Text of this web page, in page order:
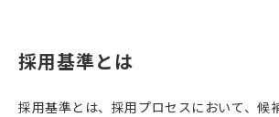
採用基準とは
採用基準とは、採用プロセスにおいて、候